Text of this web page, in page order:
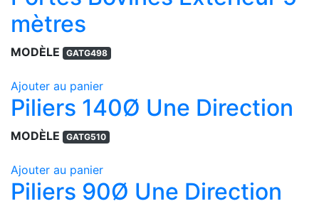
mètres
MODÈLE GATG498
Ajouter au panier
Piliers 140Ø Une Direction
MODÈLE GATG510
Ajouter au panier
Piliers 90Ø Une Direction